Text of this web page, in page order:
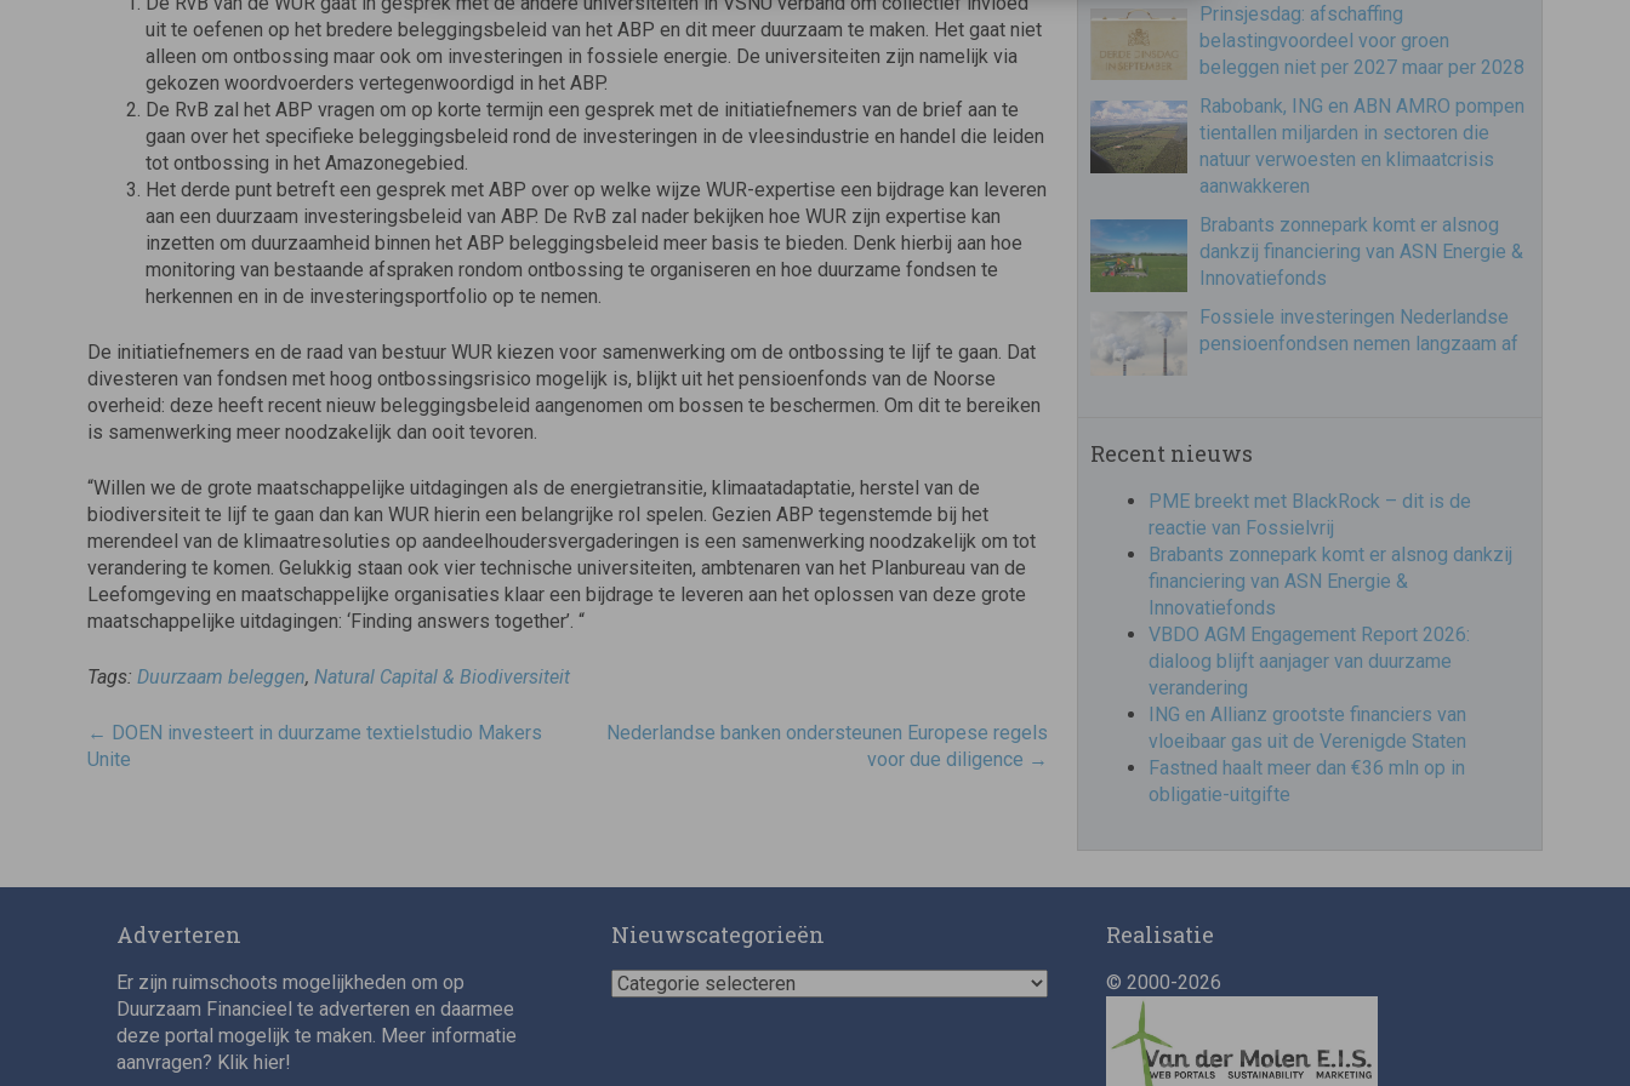
uit te oefenen op het bredere beleggingsbeleid van het ABP en dit meer duurzaam te maken. Het gaat niet
alleen om ontbossing maar ook om investeringen in fossiele energie. De universiteiten zijn namelijk via
gekozen woordvoerders vertegenwoordigd in het ABP.
De RvB zal het ABP vragen om op korte termijn een gesprek met de initiatiefnemers van de brief aan te
gaan over het specifieke beleggingsbeleid rond de investeringen in de vleesindustrie en handel die leiden
tot ontbossing in het Amazonegebied.
Het derde punt betreft een gesprek met ABP over op welke wijze WUR-expertise een bijdrage kan leveren
aan een duurzaam investeringsbeleid van ABP. De RvB zal nader bekijken hoe WUR zijn expertise kan
inzetten om duurzaamheid binnen het ABP beleggingsbeleid meer basis te bieden. Denk hierbij aan hoe
monitoring van bestaande afspraken rondom ontbossing te organiseren en hoe duurzame fondsen te
herkennen en in de investeringsportfolio op te nemen.
De initiatiefnemers en de raad van bestuur WUR kiezen voor samenwerking om de ontbossing te lijf te gaan. Dat
divesteren van fondsen met hoog ontbossingsrisico mogelijk is, blijkt uit het pensioenfonds van de Noorse
overheid: deze heeft recent nieuw beleggingsbeleid aangenomen om bossen te beschermen. Om dit te bereiken
is samenwerking meer noodzakelijk dan ooit tevoren.
“Willen we de grote maatschappelijke uitdagingen als de energietransitie, klimaatadaptatie, herstel van de
biodiversiteit te lijf te gaan dan kan WUR hierin een belangrijke rol spelen. Gezien ABP tegenstemde bij het
merendeel van de klimaatresoluties op aandeelhoudersvergaderingen is een samenwerking noodzakelijk om tot
verandering te komen. Gelukkig staan ook vier technische universiteiten, ambtenaren van het Planbureau van de
Leefomgeving en maatschappelijke organisaties klaar een bijdrage te leveren aan het oplossen van deze grote
maatschappelijke uitdagingen: ‘Finding answers together’. “
Tags: Duurzaam beleggen, Natural Capital & Biodiversiteit
Post
navigatie
← DOEN investeert in duurzame textielstudio Makers
Unite
Nederlandse banken ondersteunen Europese regels
voor due diligence →
Prinsjesdag: afschaffing
belastingvoordeel voor groen
beleggen niet per 2027 maar per 2028
Rabobank, ING en ABN AMRO pompen
tientallen miljarden in sectoren die
natuur verwoesten en klimaatcrisis
aanwakkeren
Brabants zonnepark komt er alsnog
dankzij financiering van ASN Energie &
Innovatiefonds
Fossiele investeringen Nederlandse
pensioenfondsen nemen langzaam af
Recent nieuws
PME breekt met BlackRock – dit is de
reactie van Fossielvrij
Brabants zonnepark komt er alsnog dankzij
financiering van ASN Energie &
Innovatiefonds
VBDO AGM Engagement Report 2026:
dialoog blijft aanjager van duurzame
verandering
ING en Allianz grootste financiers van
vloeibaar gas uit de Verenigde Staten
Fastned haalt meer dan €36 mln op in
obligatie-uitgifte
Adverteren
Er zijn ruimschoots mogelijkheden om op
Duurzaam Financieel te adverteren en daarmee
deze portal mogelijk te maken. Meer informatie
aanvragen? Klik hier!
Nieuwscategorieën
Nieuwscategorieën
Realisatie
© 2000-2026